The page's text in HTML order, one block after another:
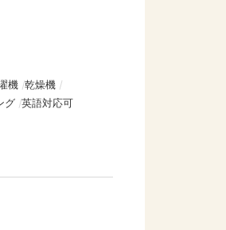
機 乾燥機
グ 英語対応可